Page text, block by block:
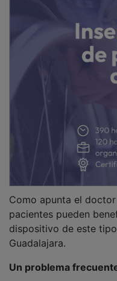
pacientes pueden
dispositivo de este
Guadalajara.